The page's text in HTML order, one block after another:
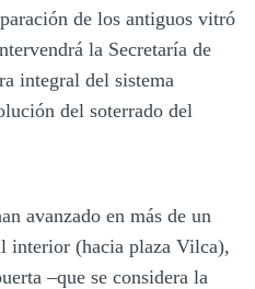
de los antiguos vitró
la Secretaría de
integral del sistema
del soterrado del
avanzado en más de un
interior (hacia plaza Vilca),
–que se considera la